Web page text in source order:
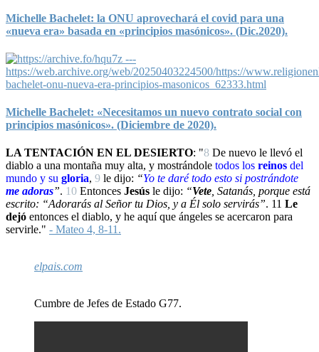
Michelle Bachelet: la ONU aprovechará el covid para una
«nueva era» basada en «principios masónicos». (Dic.2020).
Michelle Bachelet: «Necesitamos un nuevo contrato social con
principios masónicos». (Diciembre de 2020).
LA TENTACIÓN EN EL DESIERTO: "8 De nuevo le llevó el
diablo a una montaña muy alta, y mostrándole todos los reinos del
mundo y su gloria, 9 le dijo: “Yo te daré todo esto si postrándote
me adoras”. 10 Entonces Jesús le dijo: “Vete, Satanás, porque está
escrito: “Adorarás al Señor tu Dios, y a Él solo servirás”. 11 Le
dejó entonces el diablo, y he aquí que ángeles se acercaron para
servirle." - Mateo 4, 8-11.
elpais.com
Cumbre de Jefes de Estado G77.